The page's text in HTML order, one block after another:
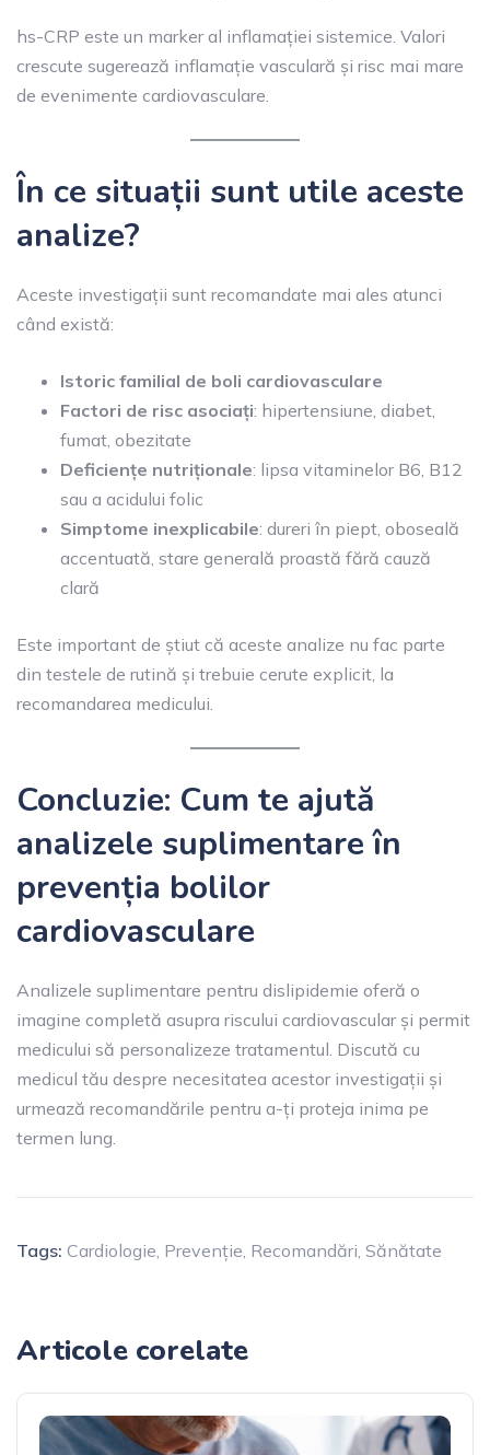
hs-CRP este un marker al inflamației sistemice. Valori
crescute sugerează inflamație vasculară și risc mai mare
de evenimente cardiovasculare.
În ce situații sunt utile aceste
analize?
Aceste investigații sunt recomandate mai ales atunci
când există:
Istoric familial de boli cardiovasculare
Factori de risc asociați: hipertensiune, diabet,
fumat, obezitate
Deficiențe nutriționale: lipsa vitaminelor B6, B12
sau a acidului folic
Simptome inexplicabile: dureri în piept, oboseală
accentuată, stare generală proastă fără cauză
clară
Este important de știut că aceste analize nu fac parte
din testele de rutină și trebuie cerute explicit, la
recomandarea medicului.
Concluzie: Cum te ajută
analizele suplimentare în
prevenția bolilor
cardiovasculare
Analizele suplimentare pentru dislipidemie oferă o
imagine completă asupra riscului cardiovascular și permit
medicului să personalizeze tratamentul. Discută cu
medicul tău despre necesitatea acestor investigații și
urmează recomandările pentru a-ți proteja inima pe
termen lung.
Tags: Cardiologie Prevenție Recomandări Sănătate
Articole corelate